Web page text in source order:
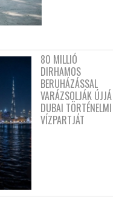
80 MILLIÓ
DIRHAMOS
BERUHÁZÁSSAL
VARÁZSOLJÁK ÚJJÁ
DUBAI TÖRTÉNELMI
VÍZPARTJÁT